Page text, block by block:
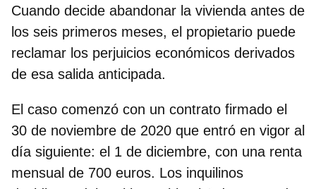
Cuando decide abandonar la vivienda antes de
los seis primeros meses, el propietario puede
reclamar los perjuicios económicos derivados
de esa salida anticipada.
El caso comenzó con un contrato firmado el
30 de noviembre de 2020 que entró en vigor al
día siguiente: el 1 de diciembre, con una renta
mensual de 700 euros. Los inquilinos